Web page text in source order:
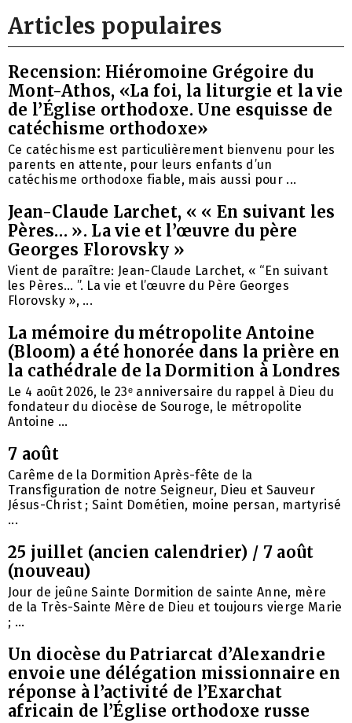
Articles populaires
Recension: Hiéromoine Grégoire du
Mont-Athos, «La foi, la liturgie et la vie
de l’Église orthodoxe. Une esquisse de
catéchisme orthodoxe»
Ce catéchisme est particulièrement bienvenu pour les
parents en attente, pour leurs enfants d’un
catéchisme orthodoxe fiable, mais aussi pour ...
Jean-Claude Larchet, « « En suivant les
Pères… ». La vie et l’œuvre du père
Georges Florovsky »
Vient de paraître: Jean-Claude Larchet, « “En suivant
les Pères… ”. La vie et l’œuvre du Père Georges
Florovsky », ...
La mémoire du métropolite Antoine
(Bloom) a été honorée dans la prière en
la cathédrale de la Dormition à Londres
Le 4 août 2026, le 23ᵉ anniversaire du rappel à Dieu du
fondateur du diocèse de Souroge, le métropolite
Antoine ...
7 août
Carême de la Dormition Après-fête de la
Transfiguration de notre Seigneur, Dieu et Sauveur
Jésus-Christ ; Saint Dométien, moine persan, martyrisé
...
25 juillet (ancien calendrier) / 7 août
(nouveau)
Jour de jeûne Sainte Dormition de sainte Anne, mère
de la Très-Sainte Mère de Dieu et toujours vierge Marie
; ...
Un diocèse du Patriarcat d’Alexandrie
envoie une délégation missionnaire en
réponse à l’activité de l’Exarchat
africain de l’Église orthodoxe russe